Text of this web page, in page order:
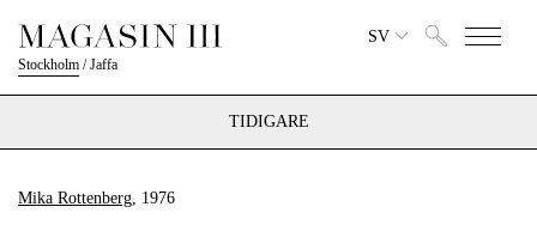
Stockholm /Jaffa
SV
TIDIGARE
Mika Rottenberg, 1976